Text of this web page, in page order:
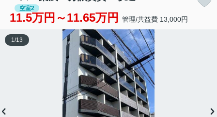
空室2
11.5万円～11.65万円 管理/共益費 13,000円
1/13